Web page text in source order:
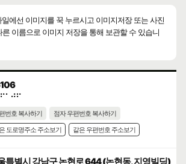
일에선 이미지를 꾹 누르시고 이미지저장 또는 사진
른 이름으로 이미지 저장을 통해 보관할 수 있습니
번호 복사하기
점자 우편번호 복사하기
도로명주소 주소보기
같은 우편번호 주소보기
특별시 강남구 논현로 644 (논현동, 지영빌딩)